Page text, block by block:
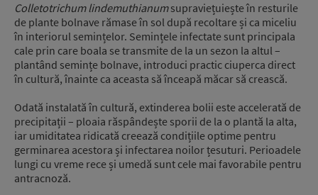
Colletotrichum lindemuthianumsupraviețuiește în resturile
de plante bolnave rămase în sol după recoltare și ca miceliu
în interiorul semințelor. Semințele infectate sunt principala
cale prin care boala se transmite de la un sezon la altul –
plantând semințe bolnave, introduci practic ciuperca direct
în cultură, înainte ca aceasta să înceapă măcar să crească.
Odată instalată în cultură, extinderea bolii este accelerată de
precipitații – ploaia răspândește sporii de la o plantă la alta,
iar umiditatea ridicată creează condițiile optime pentru
germinarea acestora și infectarea noilor țesuturi. Perioadele
lungi cu vreme rece și umedă sunt cele mai favorabile pentru
antracnoză.